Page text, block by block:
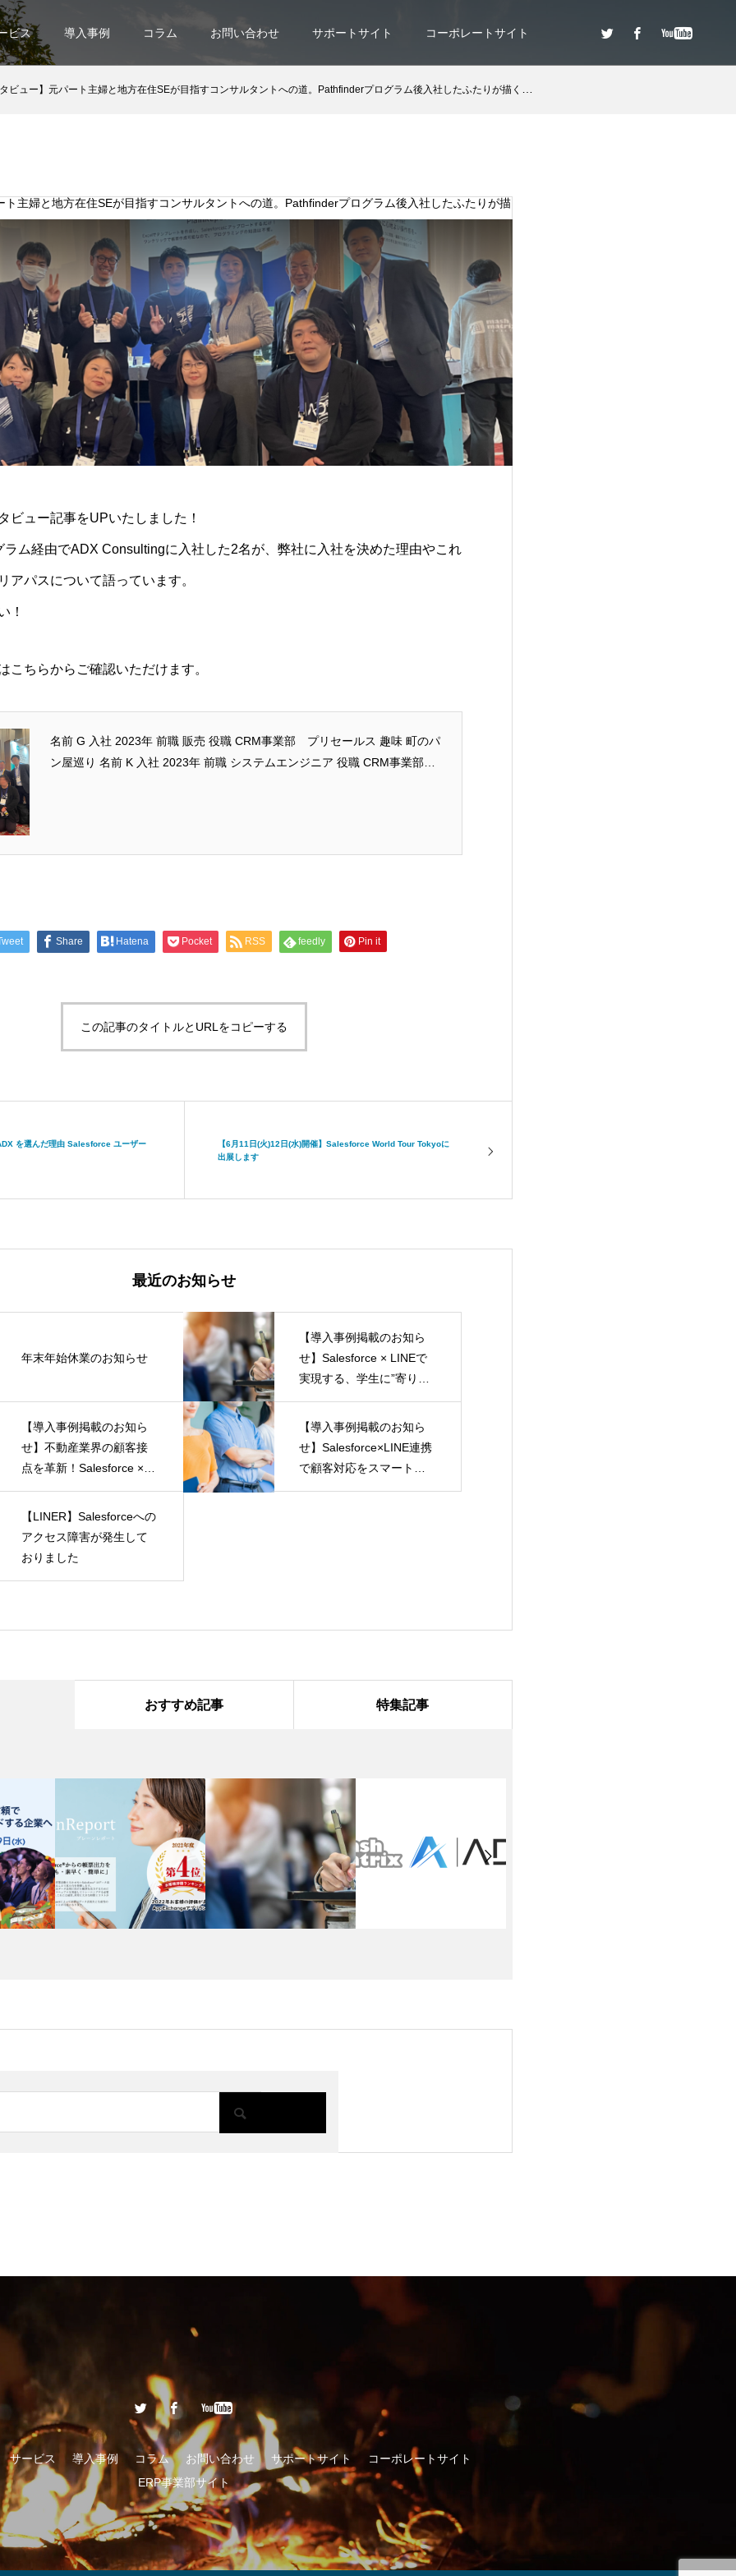
ビス 導入事例 コラム お問い合わせ サポートサイト コーポレートサイト
ュー】元パート主婦と地方在住SEが目指すコンサルタントへの道。Pathfinderプログラム後入社したふたりが描く「私のキャリア形成」
ト主婦と地方在住SEが目指すコンサルタントへの道。Pathfinderプログラム後入社したふたりが描
ビュー記事をUPいたしました！
ラム経由でADX Consultingに入社した2名が、弊社に入社を決めた理由やこれ
アパスについて語っています。
！
こちらからご確認いただけます。
名前 G 入社 2023年 前職 販売 役職 CRM事業部 プリセールス 趣味 町のパ
ン屋巡り 名前 K 入社 2023年 前職 システムエンジニア 役職 CRM事業部
Share Hatena Pocket RSS feedly Pin it
この記事のタイトルとURLをコピーする
を選んだ理由 Salesforce ユーザー
【6月11日(火)12日(水)開催】Salesforce World Tour Tokyoに
出展します
最近のお知らせ
年末年始休業のお知らせ
【導入事例掲載のお知ら
せ】Salesforce × LINEで
実現する、学生に”寄り添
う”支援とは。ベネッセ高
等学院様のLINER導入事例
を公開
【導入事例掲載のお知ら
せ】不動産業界の顧客接
点を革新！Salesforce ×
LINER活用成功ストーリ
ー！株式会社みらいコン
シェルジュ様のLINER導入
事例を公開
【導入事例掲載のお知ら
せ】Salesforce×LINE連携
で顧客対応をスマート
に、アンケート回答率も
【LINER】Salesforceへの
アクセス障害が発生して
おりました
おすすめ記事 特集記事
サービス 導入事例 コラム お問い合わせ サポートサイト
コーポレートサイト
ERP事業部サイト